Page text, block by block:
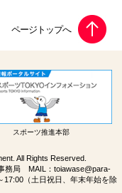
スポーツ推進本部
All Rights Reserved.
務局 MAIL： toiawase@para-
（土日祝日、年末年始を除